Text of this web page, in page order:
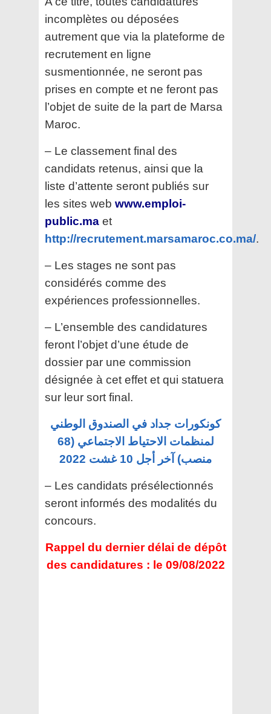
incomplètes ou déposées
autrement que via la plateforme de
recrutement en ligne
susmentionnée, ne seront pas
prises en compte et ne feront pas
l’objet de suite de la part de Marsa
Maroc.
– Le classement final des
candidats retenus, ainsi que la
liste d’attente seront publiés sur
les sites web www.emploi-
public.ma et
http://recrutement.marsamaroc.co.ma/.
– Les stages ne sont pas
considérés comme des
expériences professionnelles.
– L’ensemble des candidatures
feront l’objet d’une étude de
dossier par une commission
désignée à cet effet et qui statuera
sur leur sort final.
كونكورات جداد في الصندوق الوطني
لمنظمات الاحتياط الاجتماعي (68
منصب) آخر أجل 10 غشت 2022
– Les candidats présélectionnés
seront informés des modalités du
concours.
Rappel du dernier délai de dépôt
des candidatures : le 09/08/2022